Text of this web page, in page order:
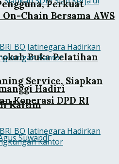
Buka Pelatihan
Service, Siapkan
Kaltim
Perkuat
Chain Bersama AWS
Hadiri
Koperasi DPD RI